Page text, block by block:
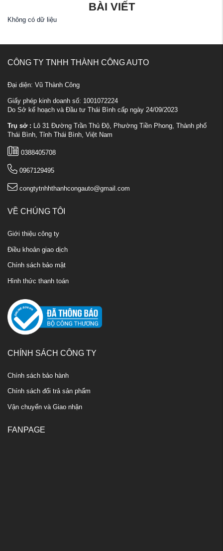
BÀI VIẾT
Không có dữ liệu
CÔNG TY TNHH THÀNH CÔNG AUTO
Đại diện: Vũ Thành Công
Giấy phép kinh doanh số: 1001072224
Do Sở kế hoạch và Đầu tư Thái Bình cấp ngày 24/09/2023
Trụ sở : Lô 31 Đường Trần Thủ Độ, Phường Tiền Phong, Thành phố
Thái Bình, Tỉnh Thái Bình, Việt Nam
0388405708
0967129495
congtytnhhthanhcongauto@gmail.com
VỀ CHÚNG TÔI
Giới thiệu công ty
Điều khoản giao dịch
Chính sách bảo mật
Hình thức thanh toán
CHÍNH SÁCH CÔNG TY
Chính sách bảo hành
Chính sách đổi trả sản phẩm
Vận chuyển và Giao nhận
FANPAGE